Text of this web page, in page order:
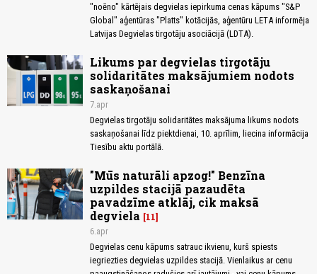
"noēno" kārtējais degvielas iepirkuma cenas kāpums "S&P
Global" aģentūras "Platts" kotācijās, aģentūru LETA informēja
Latvijas Degvielas tirgotāju asociācijā (LDTA).
Likums par degvielas tirgotāju
solidaritātes maksājumiem nodots
saskaņošanai
7.apr
Degvielas tirgotāju solidaritātes maksājuma likums nodots
saskaņošanai līdz piektdienai, 10. aprīlim, liecina informācija
Tiesību aktu portālā.
"Mūs naturāli apzog!" Benzīna
uzpildes stacijā pazaudēta
pavadzīme atklāj, cik maksā
degviela
11
6.apr
Degvielas cenu kāpums satrauc ikvienu, kurš spiests
iegriezties degvielas uzpildes stacijā. Vienlaikus ar cenu